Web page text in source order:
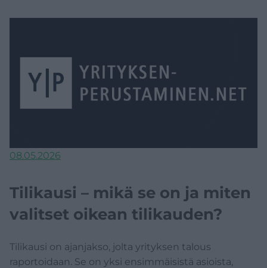
08.05.2026
Tilikausi – mikä se on ja miten
valitset oikean tilikauden?
Tilikausi on ajanjakso, jolta yrityksen talous
raportoidaan. Se on yksi ensimmäisistä asioista,